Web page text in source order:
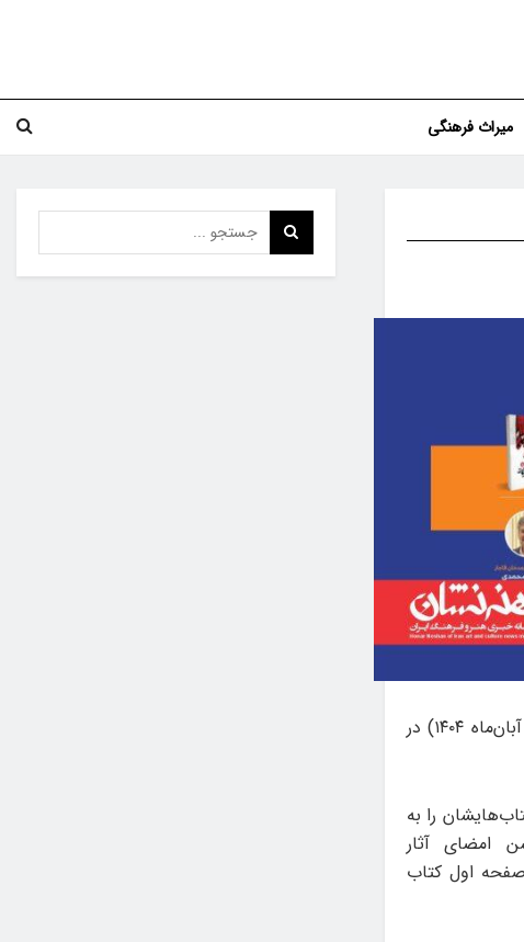
میراث فرهنگی
دومین رویداد «تا کتاب» با رویکرد «کتاب به روایت نویسنده»، یکشنبه (۲۵ آبان‌ماه ۱۴۰۴) در
را به
امضای آثار
صفحه اول کتاب